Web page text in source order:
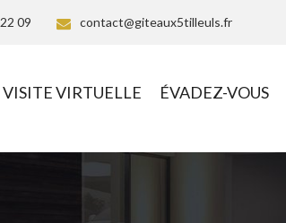
09 contact@giteaux5tilleuls.fr
VISITE VIRTUELLE ÉVADEZ-VOUS